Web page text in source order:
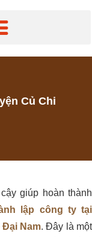
Củ Chi
giúp hoàn thành
lập công ty tại
Đại Nam. Đây là một